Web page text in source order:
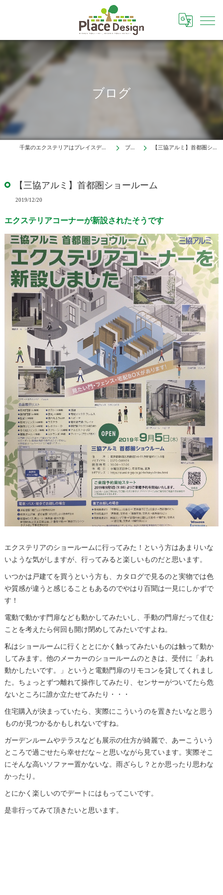
ブログ
千葉のエクステリアはプレイスデザイン株式会社 ブログ 【三協アルミ】首都圏ショールーム
【三協アルミ】首都圏ショールーム
2019/12/20
エクステリアコーナーが新設されたそうです
エクステリアのショールームに行ってみた！という方はあまりいな
いような気がしますが、行ってみると楽しいものだと思います。
いつかは戸建てを買うという方も、カタログで見るのと実物では色
や質感が違うと感じることもあるのでやはり百聞は一見にしかずで
す！
電動で動かす門扉なども動かしてみたいし、手動の門扉だって住む
ことを考えたら何回も開け閉めしてみたいですよね。
私はショールームに行くととにかく触ってみたいものは触って動か
してみます。他のメーカーのショールームのときは、受付に「あれ
動かしたいです。」というと電動門扉のリモコンを貸してくれまし
た。ちょっとずつ離れて操作してみたり、センサーがついてたら危
ないところに誰か立たせてみたり・・・
住宅購入が決まっていたら、実際にこういうのを置きたいなと思う
ものが見つかるかもしれないですね。
ガーデンルームやテラスなども展示の仕方が綺麗で、あーこういう
ところで過ごせたら幸せだな～と思いながら見ています。実際そこ
にそんな高いソファー置かないな。雨ざらし？とか思ったり思わな
かったり。
とにかく楽しいのでデートにはもってこいです。
是非行ってみて頂きたいと思います。